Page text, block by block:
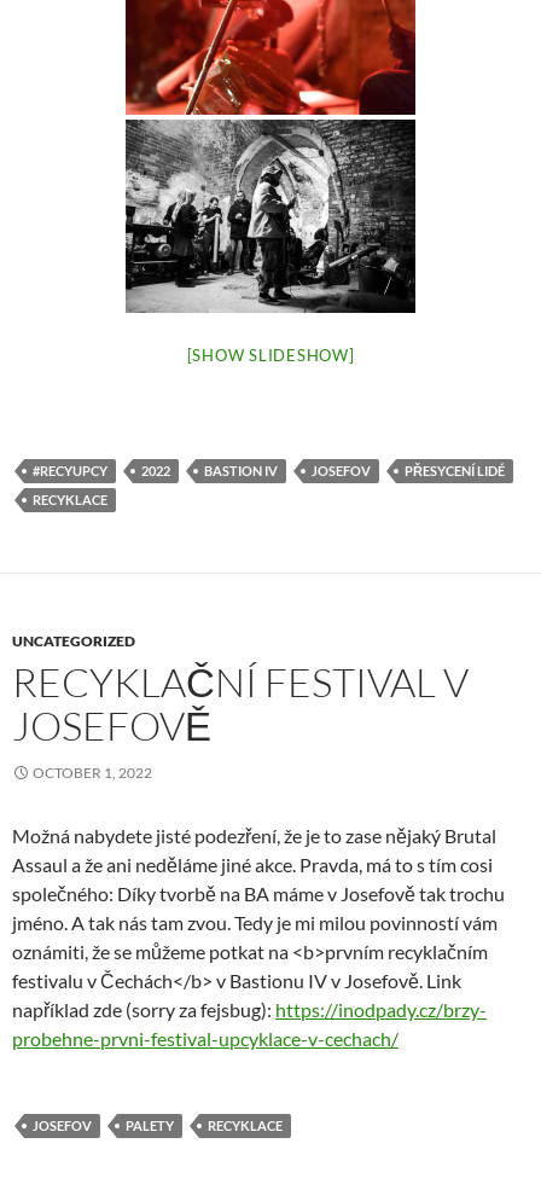
[SHOW SLIDESHOW]
#RECYUPCY 2022 BASTION IV JOSEFOV
PŘESYCENÍ LIDÉ
RECYKLACE
UNCATEGORIZED
RECYKLAČNÍ FESTIVAL V
JOSEFOVĚ
OCTOBER 1, 2022
Možná nabydete jisté podezření, že je to zase nějaký Brutal
Assaul a že ani neděláme jiné akce. Pravda, má to s tím cosi
společného: Díky tvorbě na BA máme v Josefově tak trochu
jméno. A tak nás tam zvou. Tedy je mi milou povinností vám
oznámiti, že se můžeme potkat na <b>prvním recyklačním
festivalu v Čechách</b> v Bastionu IV v Josefově. Link
například zde (sorry za fejsbug): https://inodpady.cz/brzy-
probehne-prvni-festival-upcyklace-v-cechach/
JOSEFOV PALETY RECYKLACE